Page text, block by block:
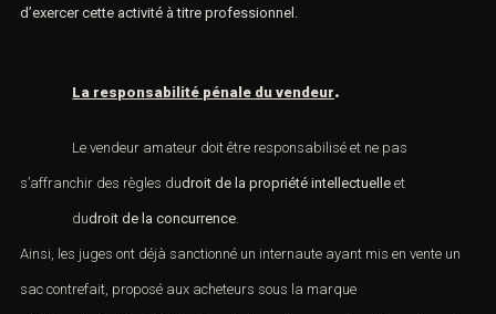
d’exercer cette activité à titre professionnel.
La responsabilité pénale du vendeur.
Le vendeur amateur doit être responsabilisé et ne pas
s’affranchir des règles dudroit de la propriété intellectuelle et
dudroit de la concurrence
Ainsi, les juges ont déjà sanctionné un internaute ayant mis en vente un
sac contrefait, proposé aux acheteurs sous la marque